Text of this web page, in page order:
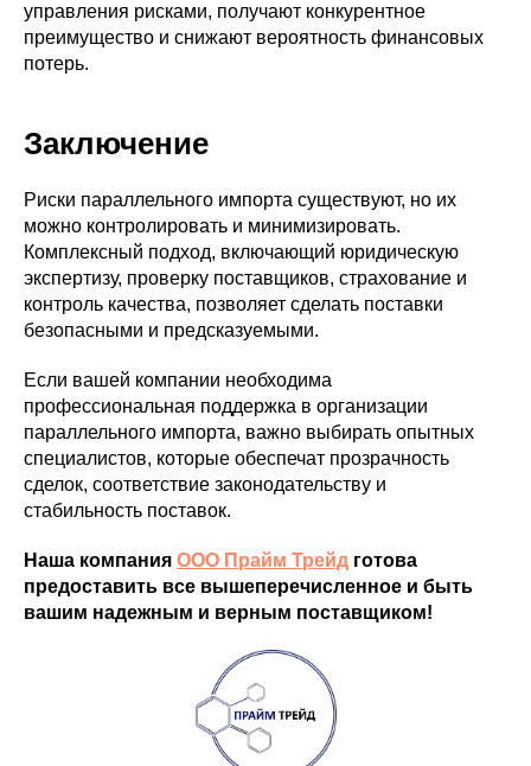
управления рисками, получают конкурентное
преимущество и снижают вероятность финансовых
потерь.
Заключение
Риски параллельного импорта существуют, но их
можно контролировать и минимизировать.
Комплексный подход, включающий юридическую
экспертизу, проверку поставщиков, страхование и
контроль качества, позволяет сделать поставки
безопасными и предсказуемыми.
Если вашей компании необходима
профессиональная поддержка в организации
параллельного импорта, важно выбирать опытных
специалистов, которые обеспечат прозрачность
сделок, соответствие законодательству и
стабильность поставок.
Наша компания ООО Прайм Трейд готова
предоставить все вышеперечисленное и быть
вашим надежным и верным поставщиком!